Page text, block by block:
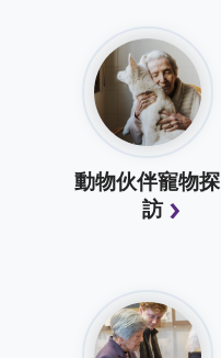
動物伙伴寵物探
訪